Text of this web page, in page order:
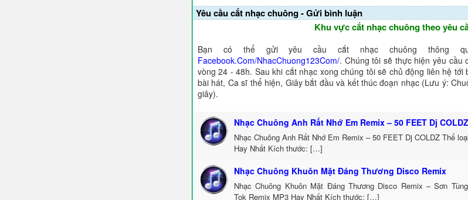
Yêu cầu cắt nhạc chuông - Gửi bình luận
Khu vực cắt nhạc chuông theo yêu
Bạn có thể gửi yêu cầu cắt nhạc chuông thông
Facebook.Com/NhacChuong123Com/. Chúng tôi sẽ thực hiện yêu cầu
vòng 24 - 48h. Sau khi cắt nhạc xong chúng tôi sẽ chủ động liên hệ tới
bài hát, Ca sĩ thể hiện, Giây bắt đầu và kết thúc đoạn nhạc (Lưu ý:
giây).
Nhạc Chuông Anh Rất Nhớ Em Remix – 50 FEET Dj COLDZ
Nhạc Chuông Anh Rất Nhớ Em Remix – 50 FEET Dj COLDZ Thể
Hay Nhất Kích thước: […]
Nhạc Chuông Khuôn Mặt Đáng Thương Disco Remix
Nhạc Chuông Khuôn Mặt Đáng Thương Disco Remix – Sơn
Tok Remix MP3 Hay Nhất Kích thước: […]